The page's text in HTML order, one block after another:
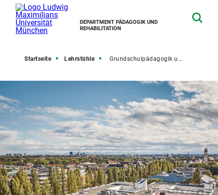
DEPARTMENT PÄDAGOGIK UND
REHABILITATION
Startseite Lehrstühle Grundschulpädagogik und Grundschuldidaktik